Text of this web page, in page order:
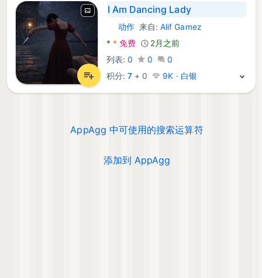
I Am Dancing Lady
Android 游戏:
动作来自:Alif Gamez
* * 免费
2月之前
列表: 0 0
0
积分: 7+ 0 9K · 白银
AppAgg 中可使用的搜索运算符
添加到 AppAgg